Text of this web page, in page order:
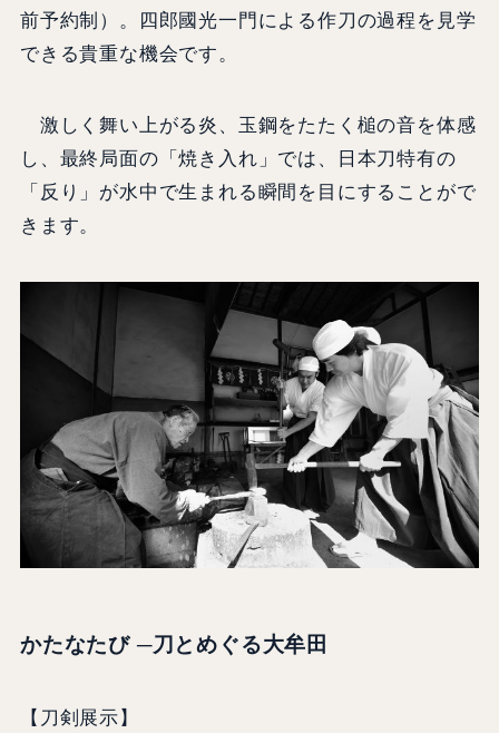
前予約制）。四郎國光一門による作刀の過程を見学
できる貴重な機会です。
激しく舞い上がる炎、玉鋼をたたく槌の音を体感
し、最終局面の「焼き入れ」では、日本刀特有の
「反り」が水中で生まれる瞬間を目にすることがで
きます。
かたなたび ─刀とめぐる大牟田
【刀剣展示】